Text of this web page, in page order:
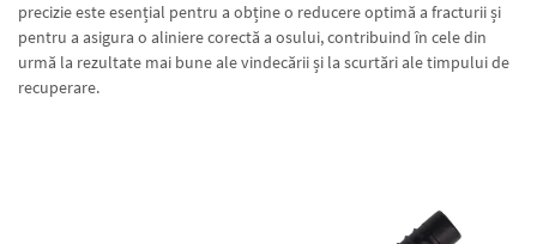
precizie este esențial pentru a obține o reducere optimă a fracturii și
pentru a asigura o aliniere corectă a osului, contribuind în cele din
urmă la rezultate mai bune ale vindecării și la scurtări ale timpului de
recuperare.